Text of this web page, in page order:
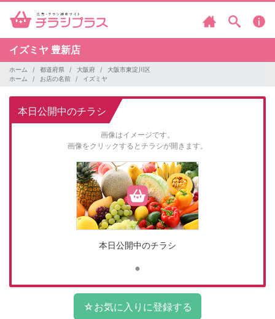
イズミヤ 豊新店
ホーム 都道府県 大阪府
大阪市東淀川区
ホーム
お店の名前 イズミヤ
本日公開中のチラシ
画像はイメージです。
画像をクリックするとチラシが開きます。
本日公開中のチラシ